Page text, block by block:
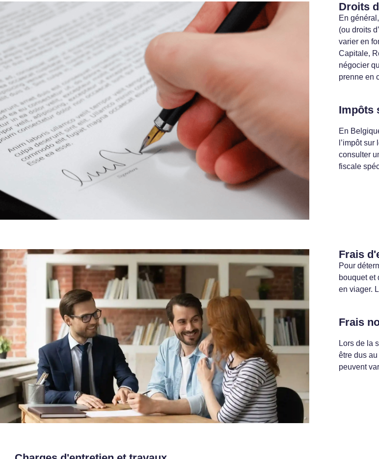
Droits
En
(ou droits
varier en
Capitale,
négocier
prenne en
Impôts
En
l’impôt
consulter
fiscale
Frais
Pour
bouquet et
en viager.
Frais
Lors de la
être dus
peuvent